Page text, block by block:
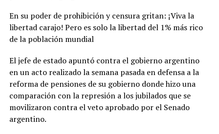
En su poder de prohibición y censura gritan: ¡Viva la
libertad carajo! Pero es solo la libertad del 1% más rico
de la población mundial
El jefe de estado apuntó contra el gobierno argentino
en un acto realizado la semana pasada en defensa a la
reforma de pensiones de su gobierno donde hizo una
comparación con la represión a los jubilados que se
movilizaron contra el veto aprobado por el Senado
argentino.